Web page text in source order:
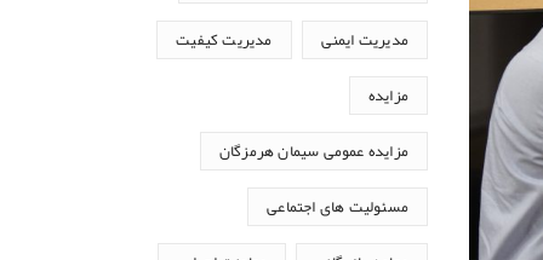
مدیریت ایمنی مدیریت کیفیت
مزایده
مزایده عمومی سیمان هرمزگان
مسئولیت های اجتماعی